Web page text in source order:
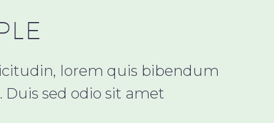
lorem quis bibendum
sed odio sit amet